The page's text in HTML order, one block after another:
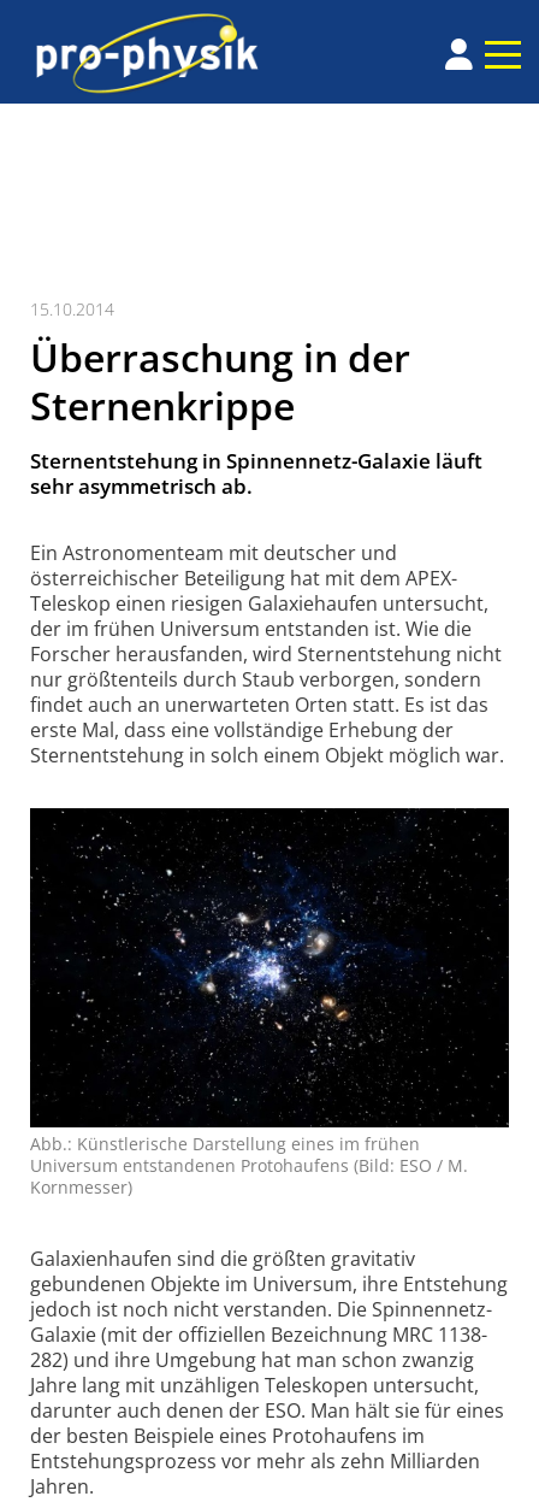
15.10.2014
Überraschung in der
Sternenkrippe
Sternentstehung in Spinnen­netz-Gala­xie läuft
sehr asym­­me­trisch ab.
Ein Astronomenteam mit deutscher und
österreichischer Beteiligung hat mit dem APEX-
Teleskop einen riesigen Galaxiehaufen untersucht,
der im frühen Universum entstanden ist. Wie die
Forscher herausfanden, wird Sternentstehung nicht
nur größtenteils durch Staub verborgen, sondern
findet auch an unerwarteten Orten statt. Es ist das
erste Mal, dass eine vollständige Erhebung der
Sternentstehung in solch einem Objekt möglich war.
Abb.: Künstlerische Darstellung eines im frühen
Universum entstandenen Protohaufens (Bild: ESO / M.
Kornmesser)
Galaxienhaufen sind die größten gravitativ
gebundenen Objekte im Universum, ihre Entstehung
jedoch ist noch nicht verstanden. Die Spinnennetz-
Galaxie (mit der offiziellen Bezeichnung MRC 1138-
282) und ihre Umgebung hat man schon zwanzig
Jahre lang mit unzähligen Teleskopen untersucht,
darunter auch denen der ESO. Man hält sie für eines
der besten Beispiele eines Protohaufens im
Entstehungsprozess vor mehr als zehn Milliarden
Jahren.